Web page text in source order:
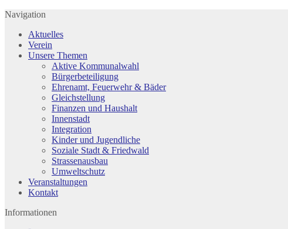
Navigation
Aktuelles
Verein
Unsere Themen
Aktive Kommunalwahl
Bürgerbeteiligung
Ehrenamt, Feuerwehr & Bäder
Gleichstellung
Finanzen und Haushalt
Innenstadt
Integration
Kinder und Jugendliche
Soziale Stadt & Friedwald
Strassenausbau
Umweltschutz
Veranstaltungen
Kontakt
Informationen